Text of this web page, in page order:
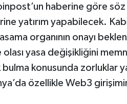
haberine göre
yatırım yapabilecek.
organının onayı
yasa değişikliğini
konusunda zorluklar
özellikle Web3